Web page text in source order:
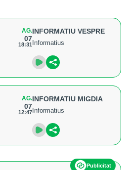
AG.
07
18:31
INFORMATIU VESPRE
Informatius
AG.
07
12:47
INFORMATIU MIGDIA
Informatius
Publicitat